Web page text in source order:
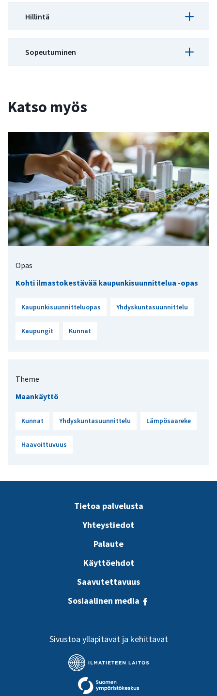
Hillintä
Artikkeli
Sopeutuminen
Rakentaminen – Sopeutuminen
Katso myös
Opas
Kohti ilmastokestävää kaupunkisuunnittelua -opas
Kaupunkisuunnitteluopas Yhdyskuntasuunnittelu
Kaupungit Kunnat
Theme
Maankäyttö
Kunnat Yhdyskuntasuunnittelu Lämpösaareke
Haavoittuvuus
Tietoa palvelusta
Yhteystiedot
Palaute
Käyttöehdot
Saavutettavuus
Sosiaalinen media
Sivustoa ylläpitävät ja kehittävät